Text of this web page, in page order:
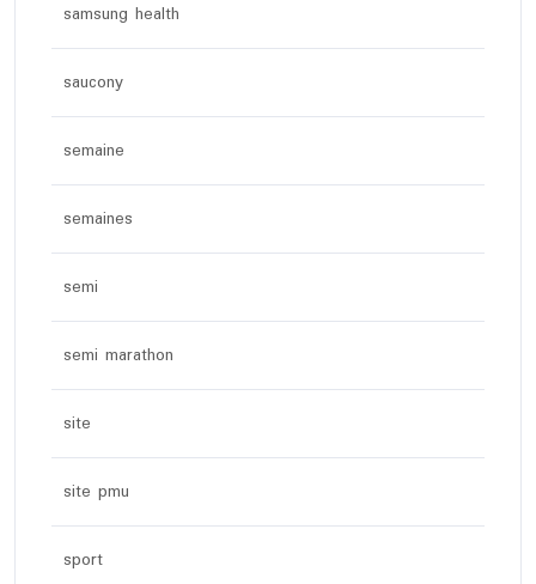
samsung health
saucony
semaine
semaines
semi
semi marathon
site
site pmu
sport